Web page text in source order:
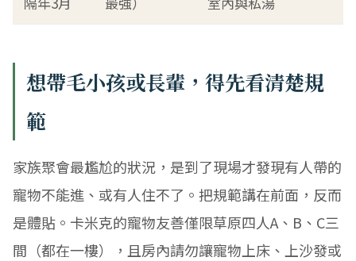
想帶毛小孩或長輩，得先看清楚規
範
家族聚會最尷尬的狀況，是到了現場才發現有人帶的
寵物不能進、或有人住不了。把規範講在前面，反而
是體貼。卡米克的寵物友善僅限草原四人A、B、C三
間（都在一樓），且房內請勿讓寵物上床、上沙發或